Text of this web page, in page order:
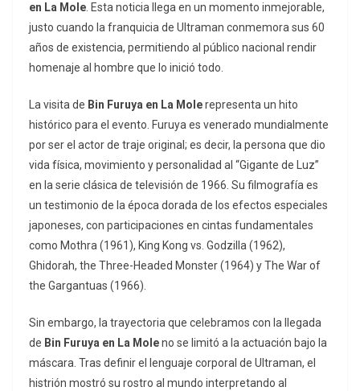
en La Mole . Esta noticia llega en un momento inmejorable,
justo cuando la franquicia de Ultraman conmemora sus 60
años de existencia, permitiendo al público nacional rendir
homenaje al hombre que lo inició todo.
La visita de Bin Furuya en La Molerepresenta un hito
histórico para el evento. Furuya es venerado mundialmente
por ser el actor de traje original; es decir, la persona que dio
vida física, movimiento y personalidad al “Gigante de Luz”
en la serie clásica de televisión de 1966. Su filmografía es
un testimonio de la época dorada de los efectos especiales
japoneses, con participaciones en cintas fundamentales
como Mothra (1961), King Kong vs. Godzilla (1962),
Ghidorah, the Three-Headed Monster(1964) yThe War of
the Gargantuas (1966).
Sin embargo, la trayectoria que celebramos con la llegada
de Bin Furuya en La Moleno se limitó a la actuación bajo la
máscara. Tras definir el lenguaje corporal de Ultraman, el
histrión mostró su rostro al mundo interpretando al